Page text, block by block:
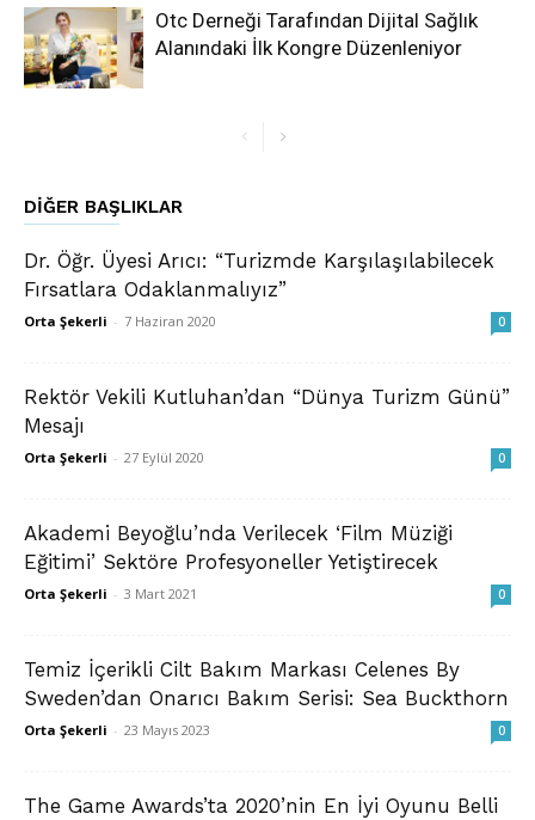
Otc Derneği Tarafından Dijital Sağlık
Alanındaki İlk Kongre Düzenleniyor
DIĞER BAŞLIKLAR
Dr. Öğr. Üyesi Arıcı: “Turizmde Karşılaşılabilecek
Fırsatlara Odaklanmalıyız”
Orta Şekerli - 7 Haziran 2020 0
Rektör Vekili Kutluhan’dan “Dünya Turizm Günü”
Mesajı
Orta Şekerli - 27 Eylül 2020 0
Akademi Beyoğlu’nda Verilecek ‘Film Müziği
Eğitimi’ Sektöre Profesyoneller Yetiştirecek
Orta Şekerli - 3 Mart 2021 0
Temiz İçerikli Cilt Bakım Markası Celenes By
Sweden’dan Onarıcı Bakım Serisi: Sea Buckthorn
Orta Şekerli - 23 Mayıs 2023 0
The Game Awards’ta 2020’nin En İyi Oyunu Belli